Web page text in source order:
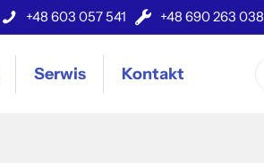
+48 603 057 541 +48 690 263 038
Serwis Kontakt